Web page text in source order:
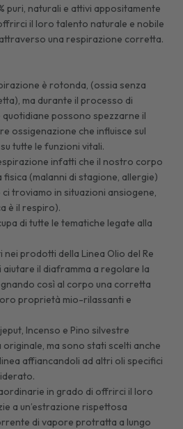
puri, naturali e attivi appositamente
il loro talento naturale e nobile
una respirazione corretta.
è rotonda, (ossia senza
ma durante il processo di
possono spezzarne il
ossigenazione che influisce sul
tutte le funzioni vitali.
infatti che il nostro corpo
fisica (malanni di stagione, allergie)
troviamo in situazioni ansiogene,
è il respiro).
di tutte le tematiche legate alla
prodotti della Linea Olio del Re
il diaframma a regolare la
così al corpo una corretta
proprietà mio-rilassanti e
Incenso e Pino silvestre
ma sono stati scelti anche
affiancandoli ad altri oli specifici
in grado di offrirci il loro
a un’estrazione rispettosa
di vapore protratta a lungo